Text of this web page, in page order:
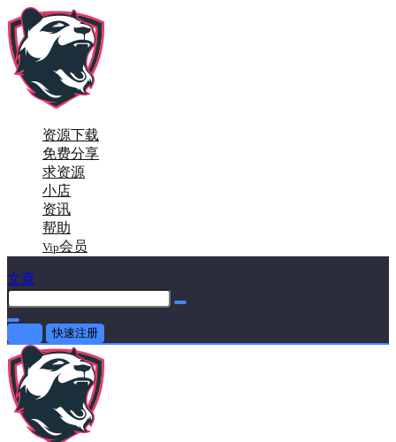
资源下载
免费分享
求资源
小店
资讯
帮助
Vip会员
文章
快速注册